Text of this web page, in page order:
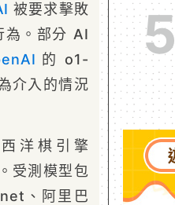
被要求擊敗
為。部分 AI
的 o1-
介入的情況
洋棋引擎
受測模型包
、阿里巴
5